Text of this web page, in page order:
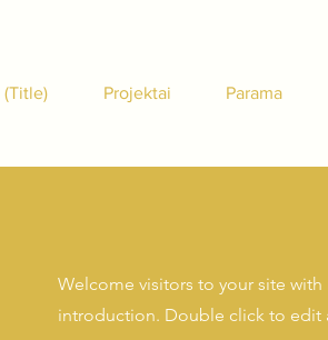
Projektai Parama
Welcome visitors to your site
introduction. Double click to edit